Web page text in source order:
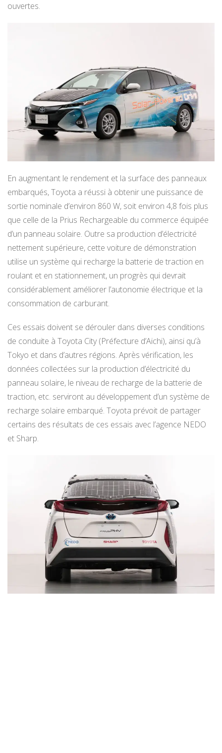
ouvertes.
En augmentant le rendement et la surface des panneaux
embarqués, Toyota a réussi à obtenir une puissance de
sortie nominale d’environ 860 W, soit environ 4,8 fois plus
que celle de la Prius Rechargeable du commerce équipée
d’un panneau solaire. Outre sa production d’électricité
nettement supérieure, cette voiture de démonstration
utilise un système qui recharge la batterie de traction en
roulant et en stationnement, un progrès qui devrait
considérablement améliorer l’autonomie électrique et la
consommation de carburant.
Ces essais doivent se dérouler dans diverses conditions
de conduite à Toyota City (Préfecture d’Aichi), ainsi qu’à
Tokyo et dans d’autres régions. Après vérification, les
données collectées sur la production d’électricité du
panneau solaire, le niveau de recharge de la batterie de
traction, etc. serviront au développement d’un système de
recharge solaire embarqué. Toyota prévoit de partager
certains des résultats de ces essais avec l’agence NEDO
et Sharp.